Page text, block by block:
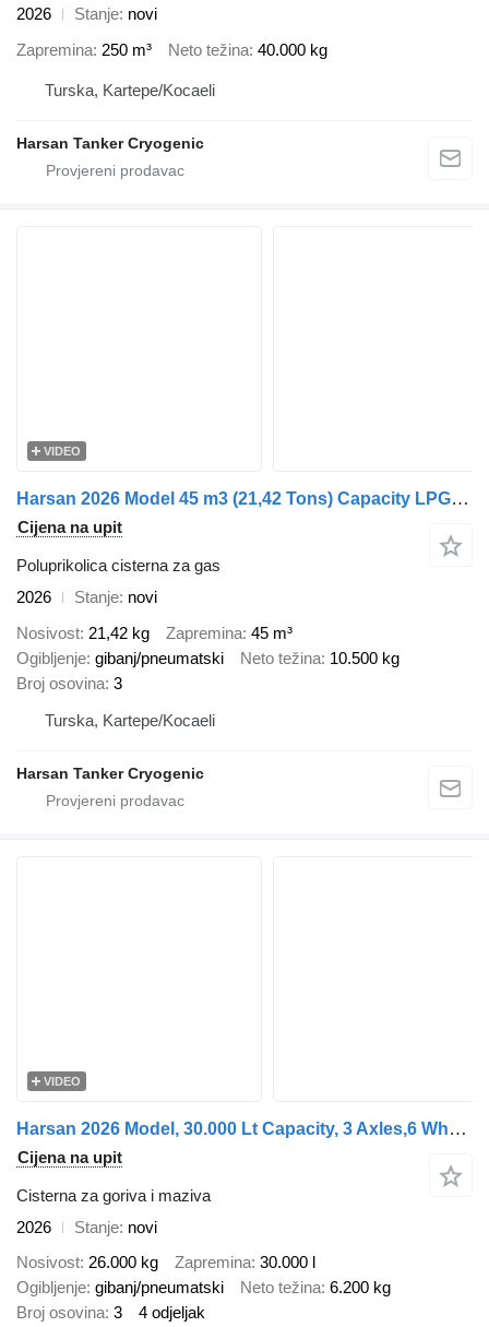
2026
Stanje novi
Zapremina 250 m³ Neto težina 40.000 kg
Turska, Kartepe/Kocaeli
Harsan Tanker Cryogenic
VIDEO
Harsan 2026 Model 45 m3 (21,42 Tons) Capacity LPG Transport T
Cijena na upit
Poluprikolica cisterna za gas
2026
Stanje novi
Nosivost 21,42 kg Zapremina 45 m³
Ogibljenje gibanj/pneumatski Neto težina 10.500 kg
Broj osovina 3
Turska, Kartepe/Kocaeli
Harsan Tanker Cryogenic
VIDEO
Harsan 2026 Model, 30.000 Lt Capacity, 3 Axles,6 Wheels,Fuel Transport
Cijena na upit
Cisterna za goriva i maziva
2026
Stanje novi
Nosivost 26.000 kg Zapremina 30.000 l
Ogibljenje gibanj/pneumatski Neto težina 6.200 kg
Broj osovina 3 4 odjeljak